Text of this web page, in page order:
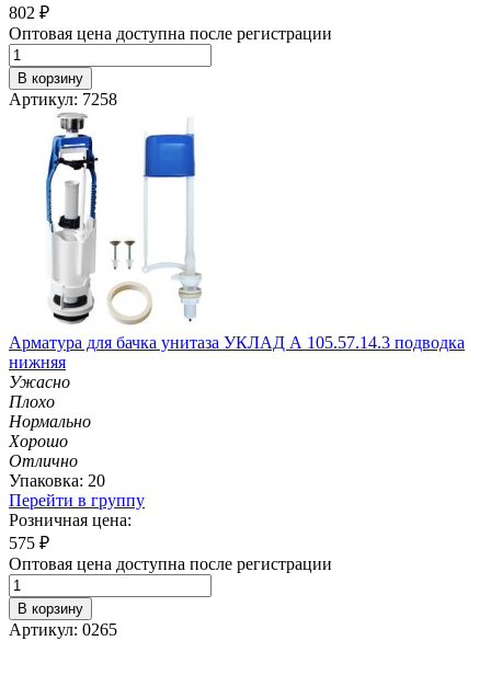
802 ₽
Оптовая цена доступна после регистрации
В корзину
Артикул: 7258
Арматура для бачка унитаза УКЛАД А 105.57.14.3 подводка
нижняя
Ужасно
Плохо
Нормально
Хорошо
Отлично
Упаковка: 20
Перейти в группу
Розничная цена:
575 ₽
Оптовая цена доступна после регистрации
В корзину
Артикул: 0265